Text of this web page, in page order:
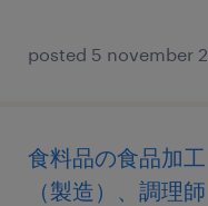
posted 5 november
食料品の食品加
（製造）、調理